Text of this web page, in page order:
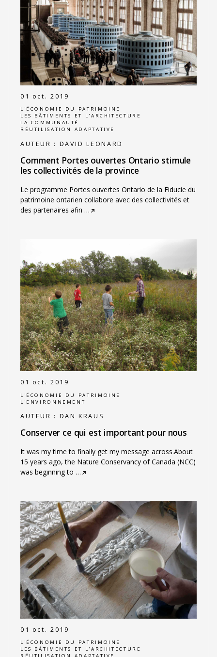
01 oct. 2019
L'ÉCONOMIE DU PATRIMOINE
LES BÂTIMENTS ET L'ARCHITECTURE
LA COMMUNAUTÉ
RÉUTILISATION ADAPTATIVE
AUTEUR : DAVID LEONARD
Comment Portes ouvertes Ontario stimule
les collectivités de la province
Le programme Portes ouvertes Ontario de la Fiducie du
patrimoine ontarien collabore avec des collectivités et
des partenaires afin …
01 oct. 2019
L'ÉCONOMIE DU PATRIMOINE
L'ENVIRONNEMENT
AUTEUR : DAN KRAUS
Conserver ce qui est important pour nous
It was my time to finally get my message across.About
15 years ago, the Nature Conservancy of Canada (NCC)
was beginning to …
01 oct. 2019
L'ÉCONOMIE DU PATRIMOINE
LES BÂTIMENTS ET L'ARCHITECTURE